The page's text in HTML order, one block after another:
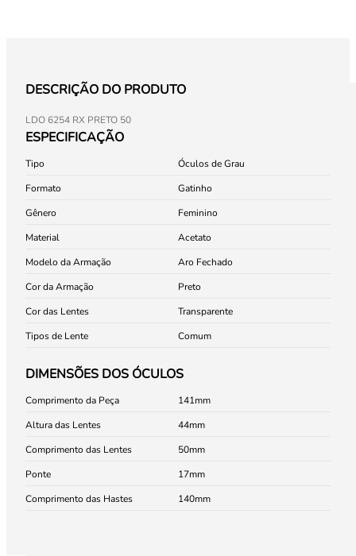
DESCRIÇÃO DO PRODUTO
LDO 6254 RX PRETO 50
ESPECIFICAÇÃO
Tipo
Óculos de Grau
Formato
Gatinho
Gênero
Feminino
Material
Acetato
Modelo da Armação
Aro Fechado
Cor da Armação
Preto
Cor das Lentes
Transparente
Tipos de Lente
Comum
DIMENSÕES DOS ÓCULOS
Comprimento da Peça
141
Altura das Lentes
44
Comprimento das Lentes
50
Ponte
17
Comprimento das Hastes
140